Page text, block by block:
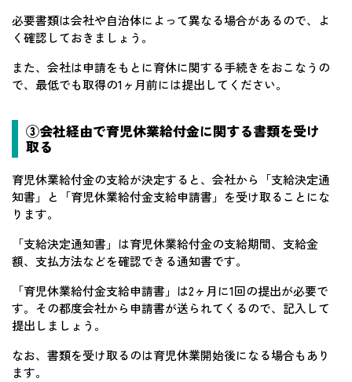
必要書類は会社や自治体によって異なる場合があるので、よ
く確認しておきましょう。
また、会社は申請をもとに育休に関する手続きをおこなうの
で、最低でも取得の1ヶ月前には提出してください。
③会社経由で育児休業給付金に関する書類を受け
取る
育児休業給付金の支給が決定すると、会社から「支給決定通
知書」と「育児休業給付金支給申請書」を受け取ることにな
ります。
「支給決定通知書」は育児休業給付金の支給期間、支給金
額、支払方法などを確認できる通知書です。
「育児休業給付金支給申請書」は2ヶ月に1回の提出が必要で
す。その都度会社から申請書が送られてくるので、記入して
提出しましょう。
なお、書類を受け取るのは育児休業開始後になる場合もあり
ます。